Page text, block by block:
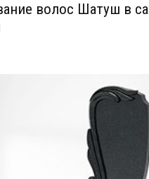
волос Шатуш в